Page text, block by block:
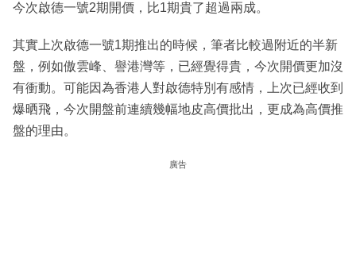
今次啟德一號2期開價，比1期貴了超過兩成。
其實上次啟德一號1期推出的時候，筆者比較過附近的半新
盤，例如傲雲峰、譽港灣等，已經覺得貴，今次開價更加沒
有衝動。可能因為香港人對啟德特別有感情，上次已經收到
爆晒飛，今次開盤前連續幾幅地皮高價批出，更成為高價推
盤的理由。
廣告